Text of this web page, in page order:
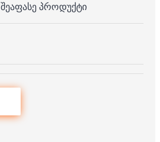
შეაფასე პროდუქტი